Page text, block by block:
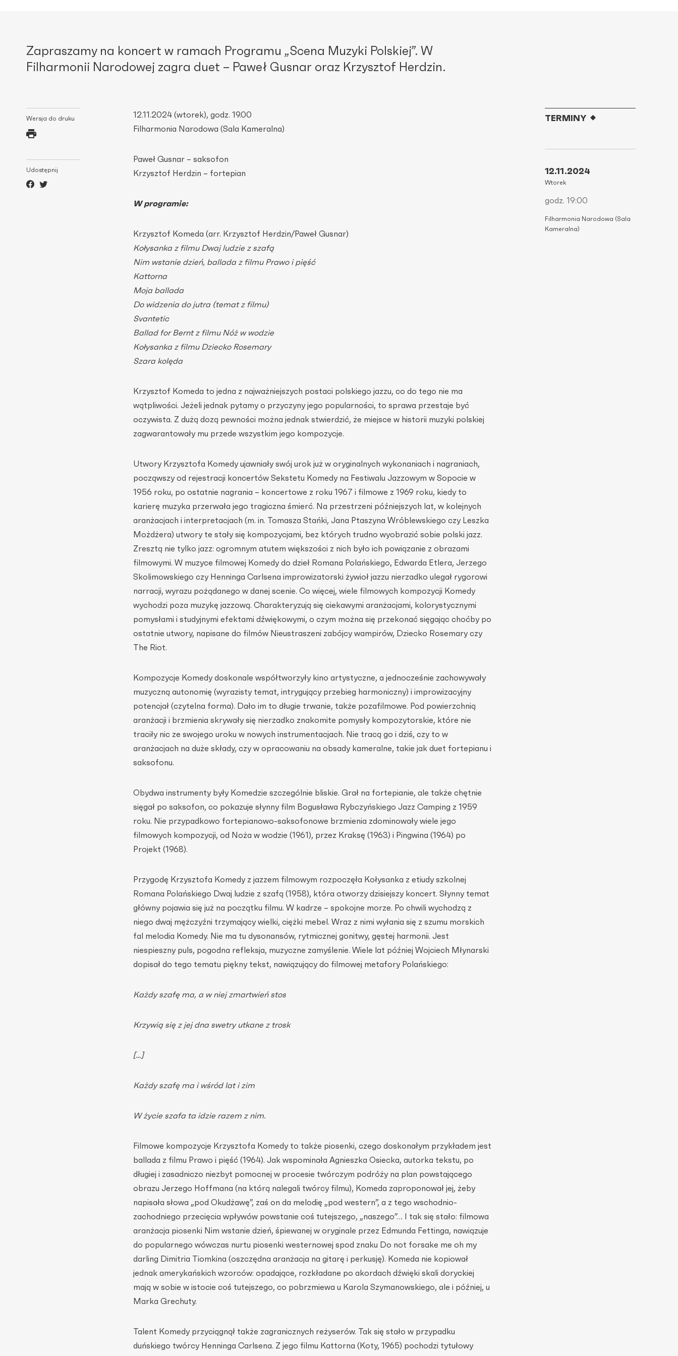
Zapraszamy na koncert w ramach Programu „Scena Muzyki Polskiej”. W
Filharmonii Narodowej zagra duet – Paweł Gusnar oraz Krzysztof Herdzin.
Wersja do druku
Udostępnij
12.11.2024 (wtorek), godz. 19.00
Filharmonia Narodowa (Sala Kameralna)
Paweł Gusnar – saksofon
Krzysztof Herdzin – fortepian
W programie:
Krzysztof Komeda (arr. Krzysztof Herdzin/Paweł Gusnar)
Kołysanka z filmu Dwaj ludzie z szafą
Nim wstanie dzień, ballada z filmu Prawo i pięść
Kattorna
Moja ballada
Do widzenia do jutra (temat z filmu)
Svantetic
Ballad for Bernt z filmu Nóż w wodzie
Kołysanka z filmu Dziecko Rosemary
Szara kolęda
Krzysztof Komeda to jedna z najważniejszych postaci polskiego jazzu, co do tego nie ma
wątpliwości. Jeżeli jednak pytamy o przyczyny jego popularności, to sprawa przestaje być
oczywista. Z dużą dozą pewności można jednak stwierdzić, że miejsce w historii muzyki polskiej
zagwarantowały mu przede wszystkim jego kompozycje.
Utwory Krzysztofa Komedy ujawniały swój urok już w oryginalnych wykonaniach i nagraniach,
począwszy od rejestracji koncertów Sekstetu Komedy na Festiwalu Jazzowym w Sopocie w
1956 roku, po ostatnie nagrania – koncertowe z roku 1967 i filmowe z 1969 roku, kiedy to
karierę muzyka przerwała jego tragiczna śmierć. Na przestrzeni późniejszych lat, w kolejnych
aranżacjach i interpretacjach (m. in. Tomasza Stańki, Jana Ptaszyna Wróblewskiego czy Leszka
Możdżera) utwory te stały się kompozycjami, bez których trudno wyobrazić sobie polski jazz.
Zresztą nie tylko jazz: ogromnym atutem większości z nich było ich powiązanie z obrazami
filmowymi. W muzyce filmowej Komedy do dzieł Romana Polańskiego, Edwarda Etlera, Jerzego
Skolimowskiego czy Henninga Carlsena improwizatorski żywioł jazzu nierzadko ulegał rygorowi
narracji, wyrazu pożądanego w danej scenie. Co więcej, wiele filmowych kompozycji Komedy
wychodzi poza muzykę jazzową. Charakteryzują się ciekawymi aranżacjami, kolorystycznymi
pomysłami i studyjnymi efektami dźwiękowymi, o czym można się przekonać sięgając choćby po
ostatnie utwory, napisane do filmów Nieustraszeni zabójcy wampirów, Dziecko Rosemary czy
The Riot.
Kompozycje Komedy doskonale współtworzyły kino artystyczne, a jednocześnie zachowywały
muzyczną autonomię (wyrazisty temat, intrygujący przebieg harmoniczny) i improwizacyjny
potencjał (czytelna forma). Dało im to długie trwanie, także pozafilmowe. Pod powierzchnią
aranżacji i brzmienia skrywały się nierzadko znakomite pomysły kompozytorskie, które nie
traciły nic ze swojego uroku w nowych instrumentacjach. Nie tracą go i dziś, czy to w
aranżacjach na duże składy, czy w opracowaniu na obsady kameralne, takie jak duet fortepianu i
saksofonu.
Obydwa instrumenty były Komedzie szczególnie bliskie. Grał na fortepianie, ale także chętnie
sięgał po saksofon, co pokazuje słynny film Bogusława Rybczyńskiego Jazz Camping z 1959
roku. Nie przypadkowo fortepianowo-saksofonowe brzmienia zdominowały wiele jego
filmowych kompozycji, od Noża w wodzie (1961), przez Kraksę (1963) i Pingwina (1964) po
Projekt (1968).
Przygodę Krzysztofa Komedy z jazzem filmowym rozpoczęła Kołysanka z etiudy szkolnej
Romana Polańskiego Dwaj ludzie z szafą (1958), która otworzy dzisiejszy koncert. Słynny temat
główny pojawia się już na początku filmu. W kadrze – spokojne morze. Po chwili wychodzą z
niego dwaj mężczyźni trzymający wielki, ciężki mebel. Wraz z nimi wyłania się z szumu morskich
fal melodia Komedy. Nie ma tu dysonansów, rytmicznej gonitwy, gęstej harmonii. Jest
niespieszny puls, pogodna refleksja, muzyczne zamyślenie. Wiele lat później Wojciech Młynarski
dopisał do tego tematu piękny tekst, nawiązujący do filmowej metafory Polańskiego:
Każdy szafę ma, a w niej zmartwień stos
Krzywią się z jej dna swetry utkane z trosk
[…]
Każdy szafę ma i wśród lat i zim
W życie szafa ta idzie razem z nim.
Filmowe kompozycje Krzysztofa Komedy to także piosenki, czego doskonałym przykładem jest
ballada z filmu Prawo i pięść (1964). Jak wspominała Agnieszka Osiecka, autorka tekstu, po
długiej i zasadniczo niezbyt pomocnej w procesie twórczym podróży na plan powstającego
obrazu Jerzego Hoffmana (na którą nalegali twórcy filmu), Komeda zaproponował jej, żeby
napisała słowa „pod Okudżawę”, zaś on da melodię „pod western”, a z tego wschodnio-
zachodniego przecięcia wpływów powstanie coś tutejszego, „naszego”… I tak się stało: filmowa
aranżacja piosenki Nim wstanie dzień, śpiewanej w oryginale przez Edmunda Fettinga, nawiązuje
do popularnego wówczas nurtu piosenki westernowej spod znaku Do not forsake me oh my
darling Dimitria Tiomkina (oszczędna aranżacja na gitarę i perkusję). Komeda nie kopiował
jednak amerykańskich wzorców: opadające, rozkładane po akordach dźwięki skali doryckiej
mają w sobie w istocie coś tutejszego, co pobrzmiewa u Karola Szymanowskiego, ale i później, u
Marka Grechuty.
Talent Komedy przyciągnął także zagranicznych reżyserów. Tak się stało w przypadku
duńskiego twórcy Henninga Carlsena. Z jego filmu Kattorna (Koty, 1965) pochodzi tytułowy
TERMINY
12.11.2024
Wtorek
godz. 19:00
Filharmonia Narodowa (Sala
Kameralna)